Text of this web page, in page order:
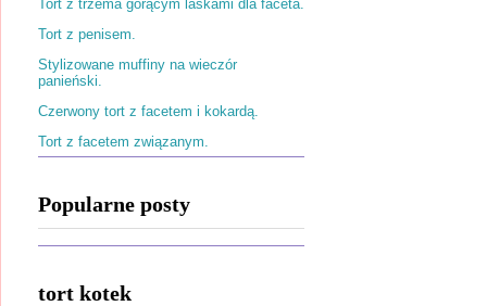
Tort z trzema gorącym laskami dla faceta.
Tort z penisem.
Stylizowane muffiny na wieczór
panieński.
Czerwony tort z facetem i kokardą.
Tort z facetem związanym.
Popularne posty
tort kotek